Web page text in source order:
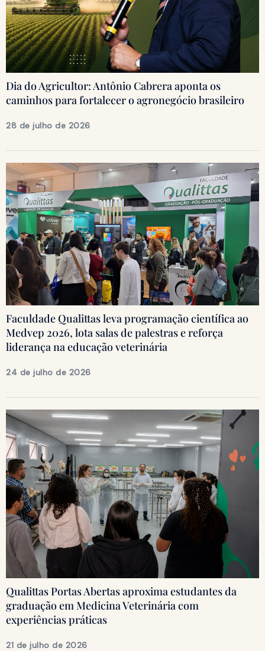
Dia do Agricultor: Antônio Cabrera aponta os
caminhos para fortalecer o agronegócio brasileiro
28 de julho de 2026
Faculdade Qualittas leva programação científica ao
Medvep 2026, lota salas de palestras e reforça
liderança na educação veterinária
24 de julho de 2026
Qualittas Portas Abertas aproxima estudantes da
graduação em Medicina Veterinária com
experiências práticas
21 de julho de 2026